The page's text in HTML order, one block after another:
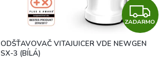
Z
A
ZADARMO
ODŠŤAVOVAČ VITAJUICER VDE NEWGEN
SX-3 (BÍLÁ)